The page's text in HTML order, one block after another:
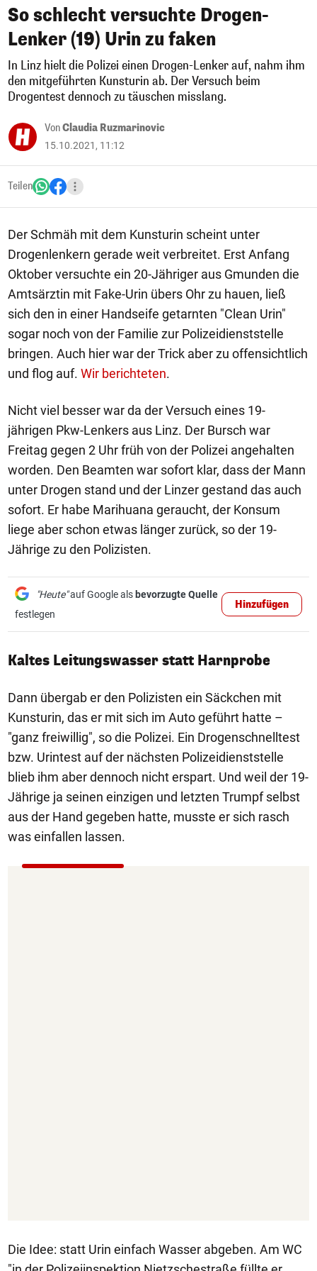
So schlecht versuchte Drogen-
Lenker (19) Urin zu faken
In Linz hielt die Polizei einen Drogen-Lenker auf, nahm ihm
den mitgeführten Kunsturin ab. Der Versuch beim
Drogentest dennoch zu täuschen misslang.
VonClaudia Ruzmarinovic
15.10.2021, 11:12
Teilen
Der Schmäh mit dem Kunsturin scheint unter
Drogenlenkern gerade weit verbreitet. Erst Anfang
Oktober versuchte ein 20-Jähriger aus Gmunden die
Amtsärztin mit Fake-Urin übers Ohr zu hauen, ließ
sich den in einer Handseife getarnten "Clean Urin"
sogar noch von der Familie zur Polizeidienststelle
bringen. Auch hier war der Trick aber zu offensichtlich
und flog auf. Wir berichteten.
Nicht viel besser war da der Versuch eines 19-
jährigen Pkw-Lenkers aus Linz. Der Bursch war
Freitag gegen 2 Uhr früh von der Polizei angehalten
worden. Den Beamten war sofort klar, dass der Mann
unter Drogen stand und der Linzer gestand das auch
sofort. Er habe Marihuana geraucht, der Konsum
liege aber schon etwas länger zurück, so der 19-
Jährige zu den Polizisten.
"Heute"auf Google als bevorzugte Quelle
festlegen
Hinzufügen
Kaltes Leitungswasser statt Harnprobe
Dann übergab er den Polizisten ein Säckchen mit
Kunsturin, das er mit sich im Auto geführt hatte –
"ganz freiwillig", so die Polizei. Ein Drogenschnelltest
bzw. Urintest auf der nächsten Polizeidienststelle
blieb ihm aber dennoch nicht erspart. Und weil der 19-
Jährige ja seinen einzigen und letzten Trumpf selbst
aus der Hand gegeben hatte, musste er sich rasch
was einfallen lassen.
Die Idee: statt Urin einfach Wasser abgeben. Am WC